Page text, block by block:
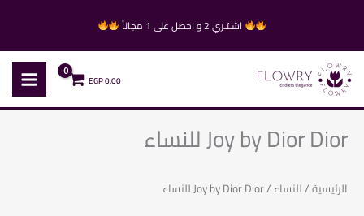
المحتوى
اشـتـري 2 و احصل على 1 مجاناً
0,00
EGP
Joy by Dior Dior للنساء
الرئيسية/للنساء/ Joy by Dior Dior للنساء